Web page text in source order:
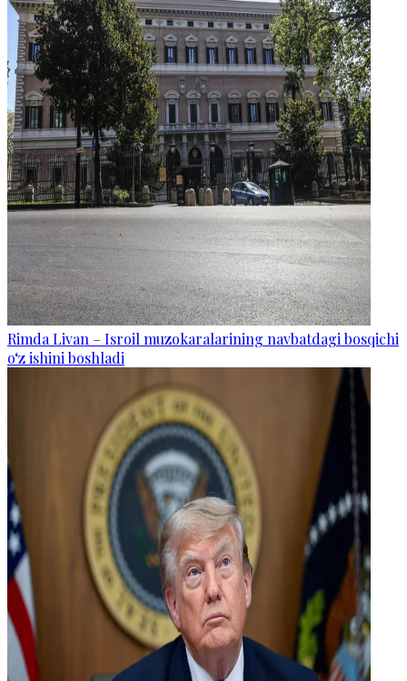
Rimda Livan – Isroil muzokaralarining navbatdagi bosqichi
o‘z ishini boshladi